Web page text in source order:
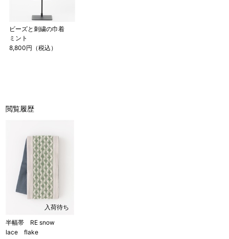
ビーズと刺繍の巾着
ミント
8,800円（税込）
閲覧履歴
入荷待ち
半幅帯 RE snow
lace flake